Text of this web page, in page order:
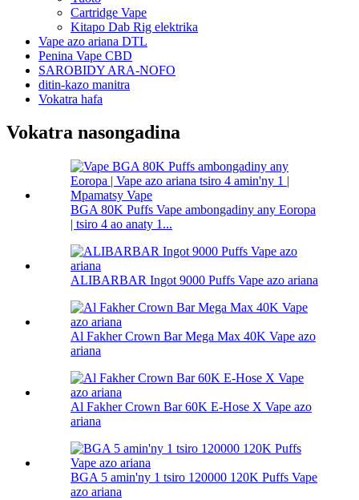
Cartridge Vape
Kitapo Dab Rig elektrika
Vape azo ariana DTL
Penina Vape CBD
SAROBIDY ARA-NOFO
ditin-kazo manitra
Vokatra hafa
Vokatra nasongadina
BGA 80K Puffs Vape ambongadiny any Eoropa
| tsiro 4 ao anaty 1...
ALIBARBAR Ingot 9000 Puffs Vape azo ariana
Al Fakher Crown Bar Mega Max 40K Vape azo
ariana
Al Fakher Crown Bar 60K E-Hose X Vape azo
ariana
BGA 5 amin'ny 1 tsiro 120000 120K Puffs Vape
azo ariana